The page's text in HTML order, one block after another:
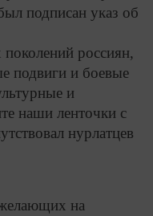
подписан указ об
россиян,
подвиги и боевые
и
наши ленточки с
нурлатцев
на